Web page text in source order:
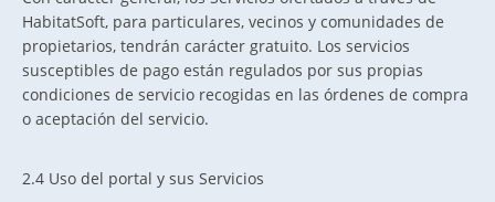
HabitatSoft, para particulares, vecinos y comunidades de
propietarios, tendrán carácter gratuito. Los servicios
susceptibles de pago están regulados por sus propias
condiciones de servicio recogidas en las órdenes de compra
o aceptación del servicio.
2.4 Uso del portal y sus Servicios